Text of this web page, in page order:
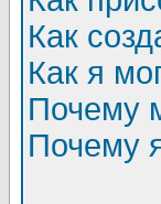
Как
Как я
Почему
Почему